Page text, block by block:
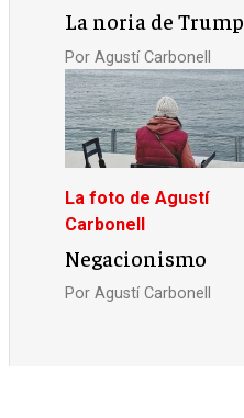
La noria de Trump
PorAgustí Carbonell
La foto de Agustí
Carbonell
Negacionismo
PorAgustí Carbonell